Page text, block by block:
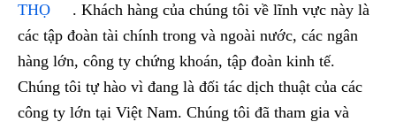
THỌ
. Khách hàng của chúng tôi về lĩnh vực này là
các tập đoàn tài chính trong và ngoài nước, các ngân
hàng lớn, công ty chứng khoán, tập đoàn kinh tế.
Chúng tôi tự hào vì đang là đối tác dịch thuật của các
công ty lớn tại Việt Nam. Chúng tôi đã tham gia và